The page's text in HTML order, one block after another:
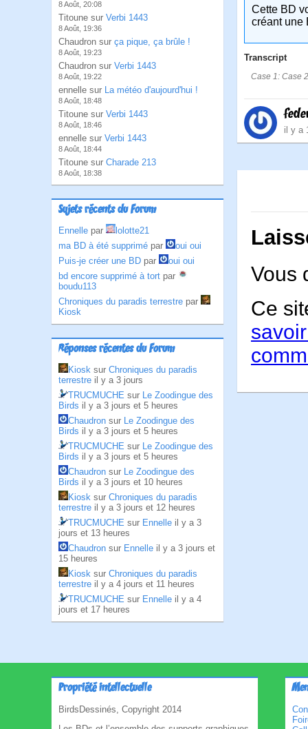
8 Août, 20:08
Titoune sur Verbi 1443
8 Août, 19:36
Chaudron sur ça pique, ça brûle !
8 Août, 19:23
Chaudron sur Verbi 1443
8 Août, 19:22
ennelle sur La météo d'aujourd'hui !
8 Août, 18:48
Titoune sur Verbi 1443
8 Août, 18:46
ennelle sur Verbi 1443
8 Août, 18:44
Titoune sur Charade 213
8 Août, 18:38
Sujets récents du Forum
Ennelle par
lolotte21
ma BD à été supprimé par
oui oui
Puis-je créer une BD par
oui oui
bd encore supprimé à tort par
boudu113
Chroniques du paradis terrestre par
Kiosk
Réponses récentes du Forum
Kiosk sur Chroniques du paradis
terrestre il y a 3 jours
TRUCMUCHE sur Le Zoodingue des
Birds il y a 3 jours et 5 heures
Chaudron sur Le Zoodingue des
Birds il y a 3 jours et 5 heures
TRUCMUCHE sur Le Zoodingue des
Birds il y a 3 jours et 5 heures
Chaudron sur Le Zoodingue des
Birds il y a 3 jours et 10 heures
Kiosk sur Chroniques du paradis
terrestre il y a 3 jours et 12 heures
TRUCMUCHE sur Ennelle il y a 3
jours et 13 heures
Chaudron sur Ennelle il y a 3 jours et
15 heures
Kiosk sur Chroniques du paradis
terrestre il y a 4 jours et 11 heures
TRUCMUCHE sur Ennelle il y a 4
jours et 17 heures
Cette BD
créant une
Transcript
Case 1: Case
il y a
Vous
Ce
Propriété intellectuelle
BirdsDessinés, Copyright 2014